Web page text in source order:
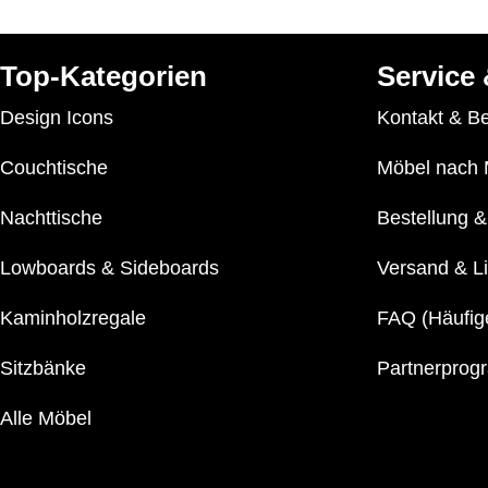
Top-Kategorien
Design Icons
Couchtische
Nachttische
Lowboards & Sideboards
Kaminholzregale
Sitzbänke
Alle Möbel
Service
Kontakt &
Möbel nach
Bestellung
Versand &
FAQ